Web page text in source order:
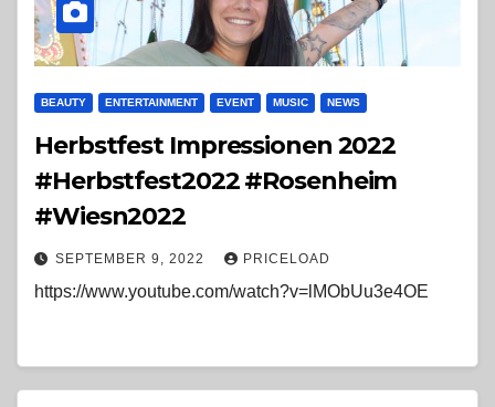
BEAUTY ENTERTAINMENT EVENT MUSIC NEWS
Herbstfest Impressionen 2022
#Herbstfest2022 #Rosenheim
#Wiesn2022
SEPTEMBER 9, 2022 PRICELOAD
https://www.youtube.com/watch?v=lMObUu3e4OE